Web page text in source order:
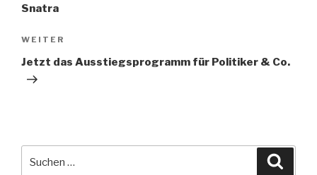
Snatra
Nächster
Beitrag
WEITER
Jetzt das Ausstiegsprogramm für Politiker & Co.